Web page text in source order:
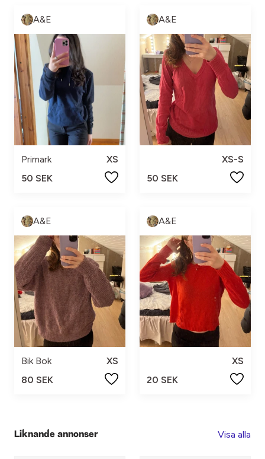
A&E
Primark
XS
50 SEK
A&E
XS-S
50 SEK
A&E
Bik Bok
XS
80 SEK
A&E
XS
20 SEK
Liknande annonser Visa alla